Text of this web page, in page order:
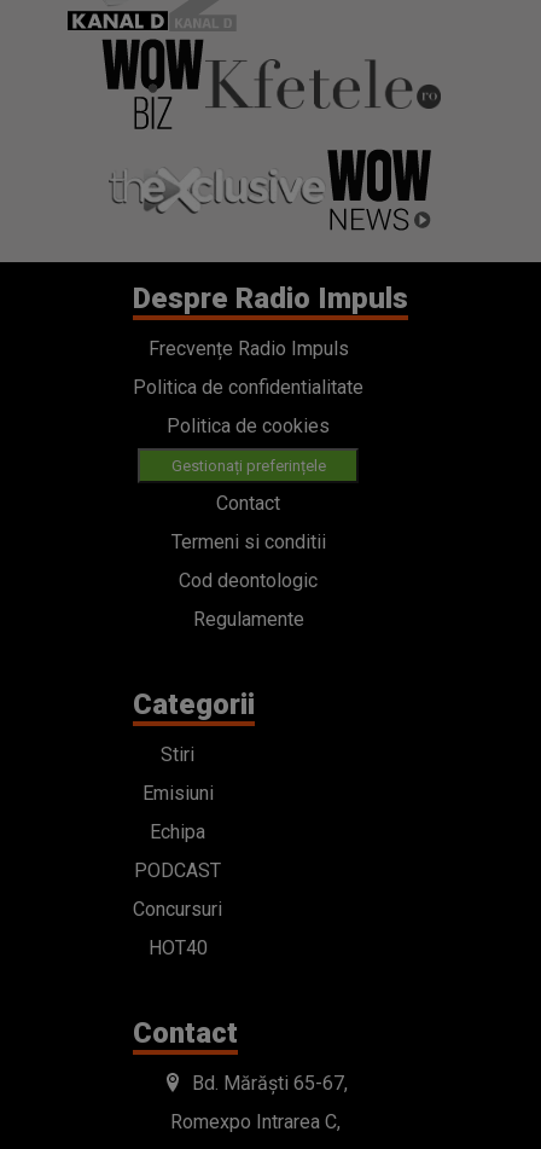
Despre Radio Impuls
Frecvențe Radio Impuls
Politica de confidentialitate
Politica de cookies
Gestionați preferințele
Contact
Termeni si conditii
Cod deontologic
Regulamente
Categorii
Stiri
Emisiuni
Echipa
PODCAST
Concursuri
HOT40
Contact
Bd. Mărăști 65-67,
Romexpo Intrarea C,